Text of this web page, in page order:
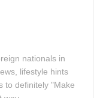
nationals in
lifestyle hints
to definitely "Make